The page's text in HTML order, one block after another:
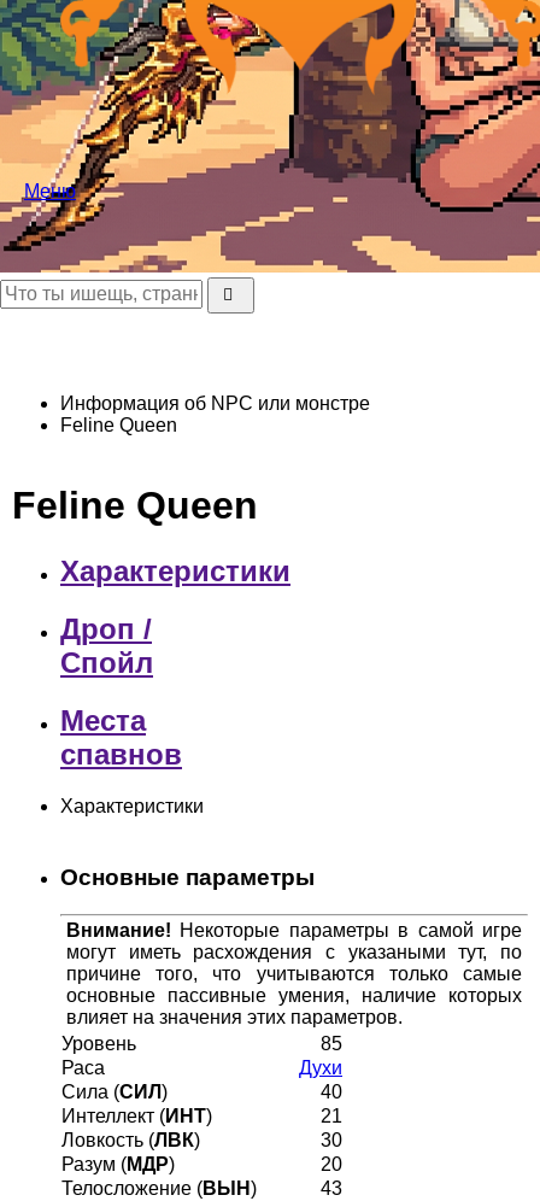
Меню
Информация об NPC или монстре
Feline Queen
Feline Queen
Характеристики
Дроп /
Спойл
Места
спавнов
Характеристики
Основные параметры
Внимание! Некоторые параметры в самой игре
могут иметь расхождения с указаными тут, по
причине того, что учитываются только самые
основные пассивные умения, наличие которых
влияет на значения этих параметров.
Уровень
85
Раса
Духи
Сила (СИЛ)
40
Интеллект (ИНТ)
21
Ловкость (ЛВК)
30
Разум (МДР)
20
Телосложение (ВЫН)
43